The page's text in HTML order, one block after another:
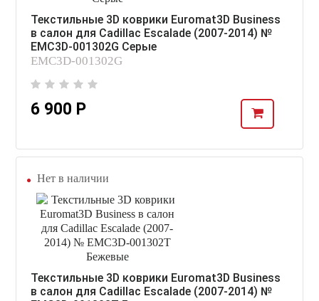
Текстильные 3D коврики Euromat3D Business
в салон для Cadillac Escalade (2007-2014) №
EMC3D-001302G Серые
EMC3D-001302G
6 900 Р
Нет в наличии
Текстильные 3D коврики Euromat3D Business
в салон для Cadillac Escalade (2007-2014) №